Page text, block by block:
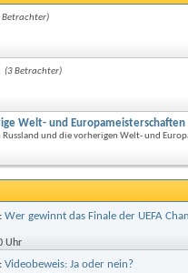
Betrachter)
(3 Betrachter)
Welt- und Europameisterschaften
und die vorherigen Welt- und
Wer gewinnt das Finale der UEFA
Uhr
Videobeweis: Ja oder nein?